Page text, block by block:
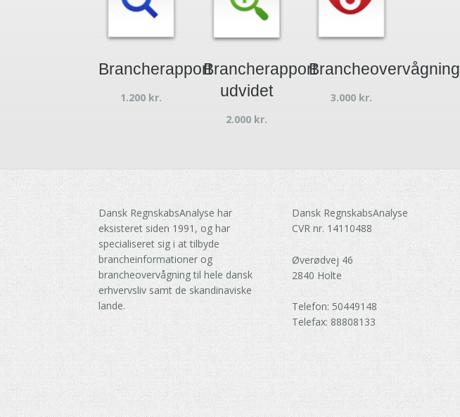
Brancherapport
1.200 kr.
Brancherapport
udvidet
2.000 kr.
Brancheovervågning
3.000 kr.
Dansk RegnskabsAnalyse har
eksisteret siden 1991, og har
specialiseret sig i at tilbyde
brancheinformationer og
brancheovervågning til hele dansk
erhvervsliv samt de skandinaviske
lande.
Dansk RegnskabsAnalyse
CVR nr. 14110488
Øverødvej 46
2840 Holte
Telefon: 50449148
Telefax: 88808133